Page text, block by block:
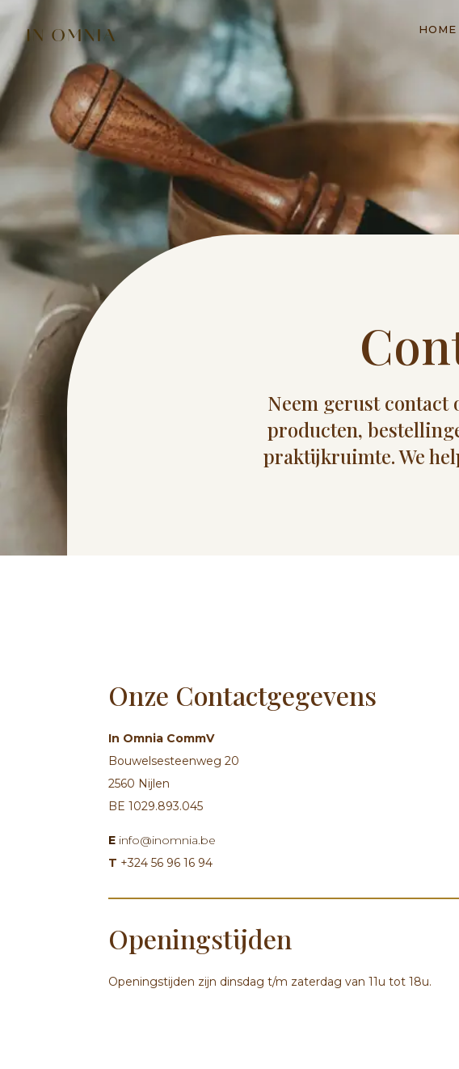
HOME
Neem gerust contact
producten,
praktijkruimte. We
Onze Contactgegevens
In Omnia CommV
Bouwelsesteenweg 20
2560 Nijlen
BE 1029.893.045
E info@inomnia.be
T +324 56 96 16 94
Openingstijden
Openingstijden zijn dinsdag t/m zaterdag van 11u tot 18u.